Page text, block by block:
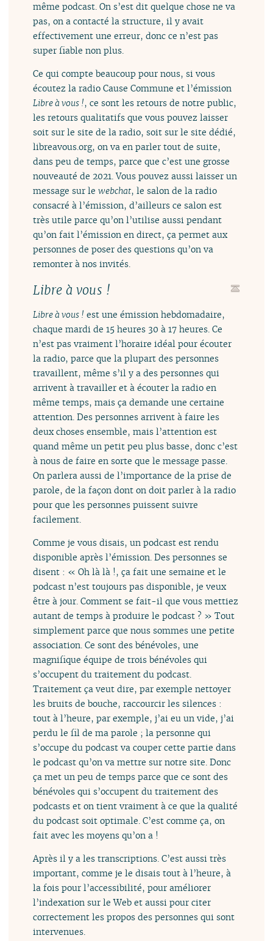
même podcast. On s’est dit quelque chose ne va
pas, on a contacté la structure, il y avait
effectivement une erreur, donc ce n’est pas
super fiable non plus.
Ce qui compte beaucoup pour nous, si vous
écoutez la radio Cause Commune et l’émission
Libre à vous !, ce sont les retours de notre public,
les retours qualitatifs que vous pouvez laisser
soit sur le site de la radio, soit sur le site dédié,
libreavous.org, on va en parler tout de suite,
dans peu de temps, parce que c’est une grosse
nouveauté de 2021. Vous pouvez aussi laisser un
message sur lewebchat, le salon de la radio
consacré à l’émission, d’ailleurs ce salon est
très utile parce qu’on l’utilise aussi pendant
qu’on fait l’émission en direct, ça permet aux
personnes de poser des questions qu’on va
remonter à nos invités.
Libre à vous !
Libre à vous ! est une émission hebdomadaire,
chaque mardi de 15 heures 30 à 17 heures. Ce
n’est pas vraiment l’horaire idéal pour écouter
la radio, parce que la plupart des personnes
travaillent, même s’il y a des personnes qui
arrivent à travailler et à écouter la radio en
même temps, mais ça demande une certaine
attention. Des personnes arrivent à faire les
deux choses ensemble, mais l’attention est
quand même un petit peu plus basse, donc c’est
à nous de faire en sorte que le message passe.
On parlera aussi de l’importance de la prise de
parole, de la façon dont on doit parler à la radio
pour que les personnes puissent suivre
facilement.
Comme je vous disais, un podcast est rendu
disponible après l’émission. Des personnes se
disent : « Oh là là !, ça fait une semaine et le
podcast n’est toujours pas disponible, je veux
être à jour. Comment se fait-il que vous mettiez
autant de temps à produire le podcast ? » Tout
simplement parce que nous sommes une petite
association. Ce sont des bénévoles, une
magnifique équipe de trois bénévoles qui
s’occupent du traitement du podcast.
Traitement ça veut dire, par exemple nettoyer
les bruits de bouche, raccourcir les silences :
tout à l’heure, par exemple, j’ai eu un vide, j’ai
perdu le fil de ma parole ; la personne qui
s’occupe du podcast va couper cette partie dans
le podcast qu’on va mettre sur notre site. Donc
ça met un peu de temps parce que ce sont des
bénévoles qui s’occupent du traitement des
podcasts et on tient vraiment à ce que la qualité
du podcast soit optimale. C’est comme ça, on
fait avec les moyens qu’on a !
Après il y a les transcriptions. C’est aussi très
important, comme je le disais tout à l’heure, à
la fois pour l’accessibilité, pour améliorer
l’indexation sur le Web et aussi pour citer
correctement les propos des personnes qui sont
intervenues.